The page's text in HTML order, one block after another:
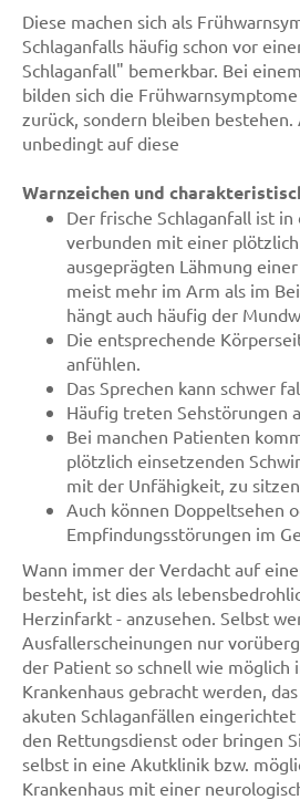
Diese machen sich als
Schlaganfalls häufig schon vor
Schlaganfall" bemerkbar. Bei
bilden sich die
zurück, sondern bleiben bestehen.
unbedingt auf diese
Warnzeichen und
Der frische Schlaganfall ist
verbunden mit einer
ausgeprägten Lähmung
meist mehr im Arm als im
hängt auch häufig der
Die entsprechende
anfühlen.
Das Sprechen kann schwer
Häufig treten Sehstörungen
Bei manchen Patienten
plötzlich einsetzenden
mit der Unfähigkeit, zu
Auch können Doppeltsehen
Empfindungsstörungen im
Wann immer der Verdacht auf
besteht, ist dies als
Herzinfarkt - anzusehen. Selbst
Ausfallerscheinungen nur
der Patient so schnell wie möglich
Krankenhaus gebracht werden,
akuten Schlaganfällen
den Rettungsdienst oder bringen
selbst in eine Akutklinik bzw.
Krankenhaus mit einer